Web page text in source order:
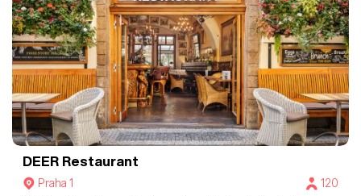
DEER Restaurant
Praha 1
120